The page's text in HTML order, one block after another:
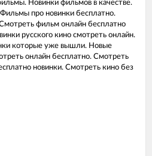
Новинки фильмов в качестве.
про новинки бесплатно.
фильм онлайн бесплатно
русского кино смотреть онлайн.
которые уже вышли. Новые
онлайн бесплатно. Смотреть
новинки. Смотреть кино без